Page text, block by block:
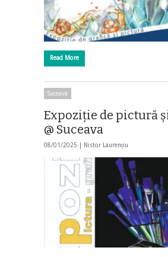
Read More
Suceava
Expoziţie de pictură
@ Suceava
08/01/2025 | Nistor Laurențiu